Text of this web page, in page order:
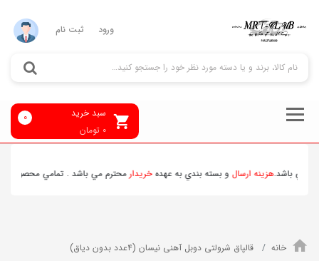
ورود ثبت نام
سبد خرید
0 تومان
0
باشد.هزينه ارسالو بسته بندي به عهدهخريدارمحترم مي باشد . تمامي محصولات
خانه قالپاق شرولتی دوبل آهنی نیسان (۴عدد بدون دیاق)